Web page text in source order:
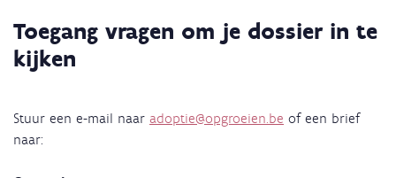
Toegang vragen om je dossier in te
kijken
Stuur een e-mail naar adoptie@opgroeien.be of een brief
naar: